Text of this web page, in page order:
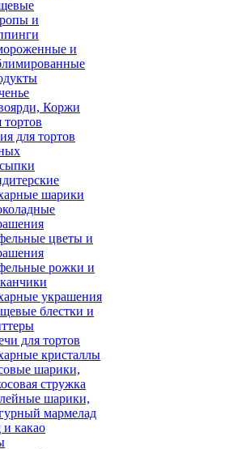
и
и
Коржи
тортов
для тортов
шарики
цветы и
рожки и
украшения
блестки и
для тортов
кристаллы
шарики,
стружка
шарики,
мармелад
какао